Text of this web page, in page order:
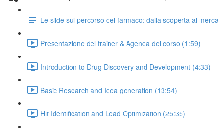
Le slide sul percorso del farmaco: dalla scoperta al
Presentazione del trainer & Agenda del corso (1:59)
Introduction to Drug Discovery and Development (4:33)
Basic Research and Idea generation (13:54)
Hit Identification and Lead Optimization (25:35)